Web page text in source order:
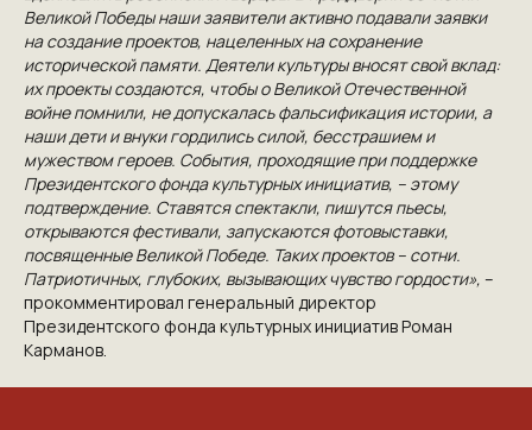
Великой Победы наши заявители активно подавали заявки
на создание проектов, нацеленных на сохранение
исторической памяти. Деятели культуры вносят свой вклад:
их проекты создаются, чтобы о Великой Отечественной
войне помнили, не допускалась фальсификация истории, а
наши дети и внуки гордились силой, бесстрашием и
мужеством героев. События, проходящие при поддержке
Президентского фонда культурных инициатив, – этому
подтверждение. Ставятся спектакли, пишутся пьесы,
открываются фестивали, запускаются фотовыставки,
посвященные Великой Победе. Таких проектов – сотни.
Патриотичных, глубоких, вызывающих чувство гордости», –
прокомментировал генеральный директор
Президентского фонда культурных инициатив Роман
Карманов.